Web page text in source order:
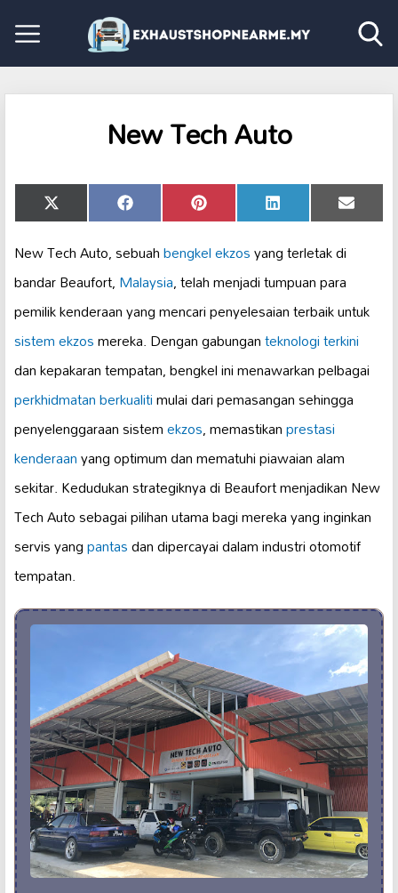
New Tech Auto
Share
on
X
(Twitter)
Share
on
Facebook Share
on
Pinterest Share
on
LinkedIn Share
on
Email
New Tech Auto, sebuahbengkel ekzosyang terletak di
bandar Beaufort,Malaysia, telah menjadi tumpuan para
pemilik kenderaan yang mencari penyelesaian terbaik untuk
sistem ekzosmereka. Dengan gabunganteknologi terkini
dan kepakaran tempatan, bengkel ini menawarkan pelbagai
perkhidmatan berkualitimulai dari pemasangan sehingga
penyelenggaraan sistemekzos, memastikanprestasi
kenderaanyang optimum dan mematuhi piawaian alam
sekitar. Kedudukan strategiknya di Beaufort menjadikan New
Tech Auto sebagai pilihan utama bagi mereka yang inginkan
servis yangpantasdan dipercayai dalam industri otomotif
tempatan.